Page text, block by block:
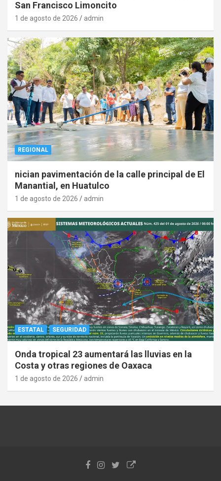
San Francisco Limoncito
1 de agosto de 2026 admin
REGIONAL
nician pavimentación de la calle principal de El
Manantial, en Huatulco
1 de agosto de 2026 admin
ESTATAL SEGURIDAD
Onda tropical 23 aumentará las lluvias en la
Costa y otras regiones de Oaxaca
1 de agosto de 2026 admin